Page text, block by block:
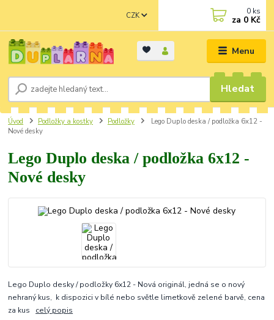
Menu
CZK
Hledat
0 ks
za 0 Kč
Úvod Podložky a kostky Podložky
Lego Duplo deska / podložka 6x12 -
Nové desky
Lego Duplo deska / podložka 6x12 -
Nové desky
Lego Duplo desky / podložky 6x12 - Nová originál, jedná se o nový
nehraný kus, k dispozici v bílé nebo světle limetkově zelené barvě, cena
za kus celý popis